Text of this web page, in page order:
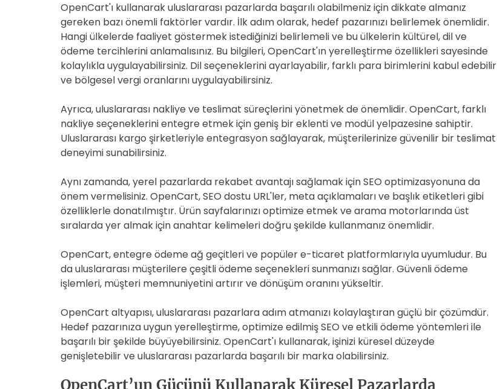
OpenCart'ı kullanarak uluslararası pazarlarda başarılı olabilmeniz için dikkate almanız
gereken bazı önemli faktörler vardır. İlk adım olarak, hedef pazarınızı belirlemek önemlidir.
Hangi ülkelerde faaliyet göstermek istediğinizi belirlemeli ve bu ülkelerin kültürel, dil ve
ödeme tercihlerini anlamalısınız. Bu bilgileri, OpenCart'ın yerelleştirme özellikleri sayesinde
kolaylıkla uygulayabilirsiniz. Dil seçeneklerini ayarlayabilir, farklı para birimlerini kabul edebilir
ve bölgesel vergi oranlarını uygulayabilirsiniz.
Ayrıca, uluslararası nakliye ve teslimat süreçlerini yönetmek de önemlidir. OpenCart, farklı
nakliye seçeneklerini entegre etmek için geniş bir eklenti ve modül yelpazesine sahiptir.
Uluslararası kargo şirketleriyle entegrasyon sağlayarak, müşterilerinize güvenilir bir teslimat
deneyimi sunabilirsiniz.
Aynı zamanda, yerel pazarlarda rekabet avantajı sağlamak için SEO optimizasyonuna da
önem vermelisiniz. OpenCart, SEO dostu URL'ler, meta açıklamaları ve başlık etiketleri gibi
özelliklerle donatılmıştır. Ürün sayfalarınızı optimize etmek ve arama motorlarında üst
sıralarda yer almak için anahtar kelimeleri doğru şekilde kullanmanız önemlidir.
OpenCart, entegre ödeme ağ geçitleri ve popüler e-ticaret platformlarıyla uyumludur. Bu
da uluslararası müşterilere çeşitli ödeme seçenekleri sunmanızı sağlar. Güvenli ödeme
işlemleri, müşteri memnuniyetini artırır ve dönüşüm oranını yükseltir.
OpenCart altyapısı, uluslararası pazarlara adım atmanızı kolaylaştıran güçlü bir çözümdür.
Hedef pazarınıza uygun yerelleştirme, optimize edilmiş SEO ve etkili ödeme yöntemleri ile
başarılı bir şekilde büyüyebilirsiniz. OpenCart'ı kullanarak, işinizi küresel düzeyde
genişletebilir ve uluslararası pazarlarda başarılı bir marka olabilirsiniz.
OpenCart’un Gücünü Kullanarak Küresel Pazarlarda